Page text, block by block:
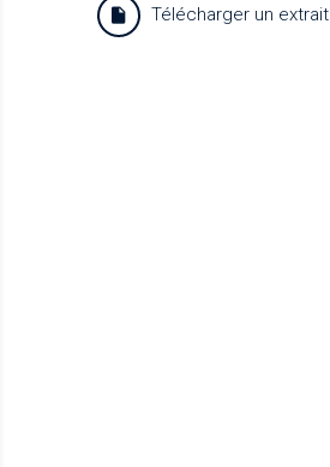
Télécharger un extrait